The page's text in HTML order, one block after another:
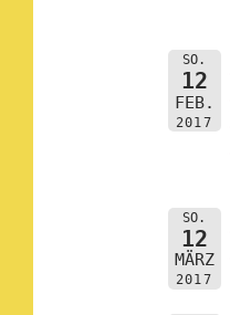
SO.
12
FEB.
2017
SO.
12
MÄRZ
2017